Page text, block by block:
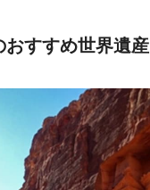
おすすめ世界遺産